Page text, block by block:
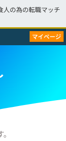
人の為の転職マッチ
マイページ